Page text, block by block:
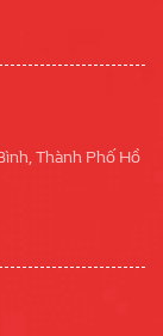
Thành Phố Hồ